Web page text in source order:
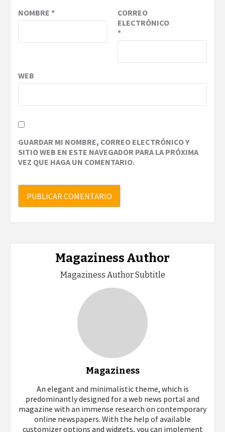
NOMBRE *
CORREO
ELECTRÓNICO
*
WEB
GUARDAR MI NOMBRE, CORREO ELECTRÓNICO Y
SITIO WEB EN ESTE NAVEGADOR PARA LA PRÓXIMA
VEZ QUE HAGA UN COMENTARIO.
Magaziness Author
Magaziness Author Subtitle
Magaziness
An elegant and minimalistic theme, which is
predominantly designed for a web news portal and
magazine with an immense research on contemporary
online newspapers. With the help of available
customizer options and widgets, you can implement